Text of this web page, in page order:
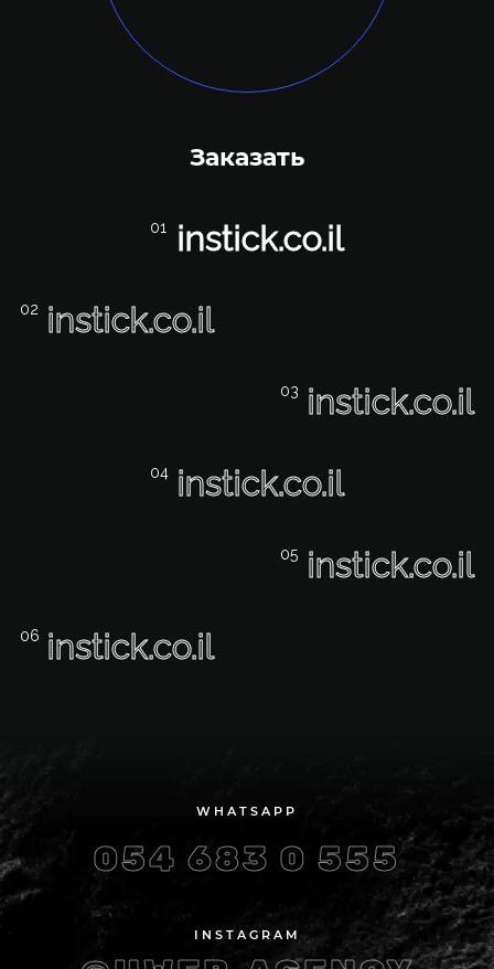
Заказать
instick.co.il
instick.co.il
instick.co.il
instick.co.il
instick.co.il
instick.co.il
WHATSAPP
054 683 0 555
INSTAGRAM